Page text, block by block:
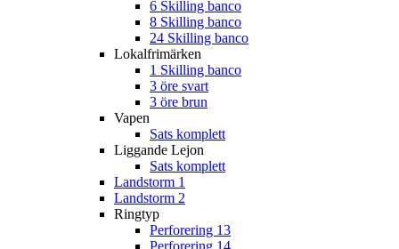
6 Skilling banco
8 Skilling banco
24 Skilling banco
Lokalfrimärken
1 Skilling banco
3 öre svart
3 öre brun
Vapen
Sats komplett
Liggande Lejon
Sats komplett
Landstorm 1
Landstorm 2
Ringtyp
Perforering 13
Perforering 14